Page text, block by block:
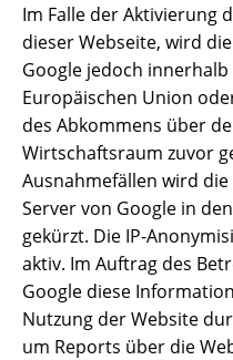
Im Falle der Aktivierung
dieser Webseite, wird
Google jedoch
Europäischen Union
des Abkommens über
Wirtschaftsraum zuvor
Ausnahmefällen wird die
Server von Google in
gekürzt. Die IP-
aktiv. Im Auftrag des
Google diese
Nutzung der Website
um Reports über die